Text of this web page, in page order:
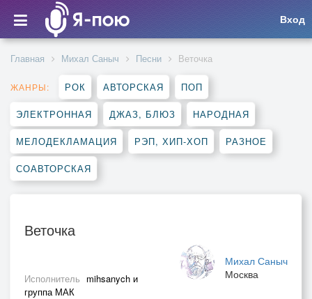
Вход
Главная Михал Саныч Песни Веточка
ЖАНРЫ: РОК АВТОРСКАЯ ПОП
ЭЛЕКТРОННАЯ ДЖАЗ, БЛЮЗ НАРОДНАЯ
МЕЛОДЕКЛАМАЦИЯ РЭП, ХИП-ХОП РАЗНОЕ
СОАВТОРСКАЯ
Веточка
Михал Саныч
Москва
Исполнитель mihsanych и
группа МАК